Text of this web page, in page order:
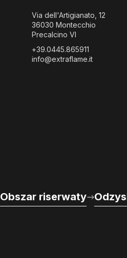
Via dell'Artigianato, 12
36030 Montecchio
Precalcino VI
+39.0445.865911
info@extraflame.it
Obszar riserwaty